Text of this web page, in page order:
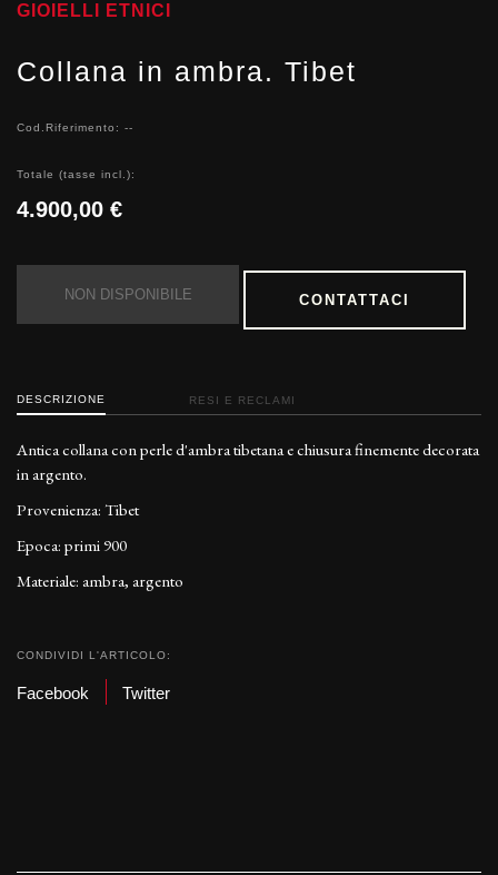
GIOIELLI ETNICI
Collana in ambra. Tibet
Cod.Riferimento: --
Totale (tasse incl.):
4.900,00 €
NON DISPONIBILE CONTATTACI
DESCRIZIONE RESI E RECLAMI
Antica collana con perle d'ambra tibetana e chiusura finemente decorata
in argento.
Provenienza: Tibet
Epoca: primi 900
Materiale: ambra, argento
CONDIVIDI L'ARTICOLO:
Facebook Twitter